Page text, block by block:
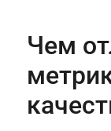
Чем